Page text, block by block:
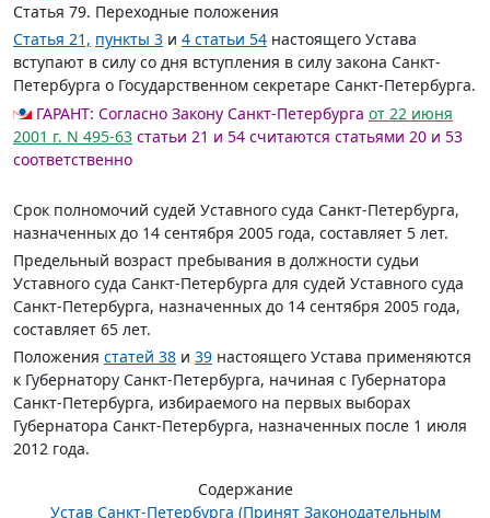
Статья 79. Переходные положения
Статья 21, пункты 3 и 4 статьи 54 настоящего Устава
вступают в силу со дня вступления в силу закона Санкт-
Петербурга о Государственном секретаре Санкт-Петербурга.
ГАРАНТ: Согласно Закону Санкт-Петербурга от 22 июня
2001 г. N 495-63 статьи 21 и 54 считаются статьями 20 и 53
соответственно
Срок полномочий судей Уставного суда Санкт-Петербурга,
назначенных до 14 сентября 2005 года, составляет 5 лет.
Предельный возраст пребывания в должности судьи
Уставного суда Санкт-Петербурга для судей Уставного суда
Санкт-Петербурга, назначенных до 14 сентября 2005 года,
составляет 65 лет.
Положения статей 38 и 39 настоящего Устава применяются
к Губернатору Санкт-Петербурга, начиная с Губернатора
Санкт-Петербурга, избираемого на первых выборах
Губернатора Санкт-Петербурга, назначенных после 1 июля
2012 года.
Содержание
Устав Санкт-Петербурга (Принят Законодательным